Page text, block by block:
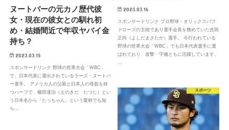
2023.03.16
スポンサードリンク プロ野球・オリックスバフ
ァローズの主砲であり選手会長を務めていた吉田
正尚（よしだまさたか）選手。 今行われている
野球の世界大会「WBC」でも日本代表選手に選
ばれており、攻撃・守備ともに活躍しています。
ヌートバーの元カノ歴代彼
女・現在の彼女との馴れ初
め・結婚間近で年収ヤバイ金
持ち？
2023.03.15
スポンサードリンク 野球の世界大会「WBC」
で、日本代表に選出されているラーズ・ヌートバ
ー選手。 アメリカ人の父親と日本人の母親を持
つハーフで、榎田達治（えのきだ たつじ）とい
う日本名から「たっちゃん」という愛称でも知
ら…
スポーツ